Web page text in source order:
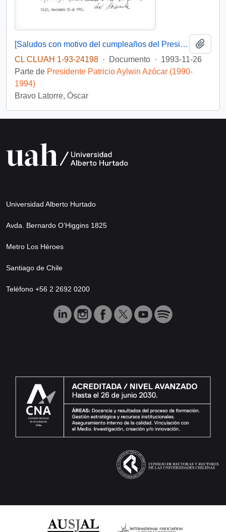
[Saludos con motivo del cumpleaños del Presidente]
CL CLUAH 1-93-24198 · Documento · 1993-11-26
Parte de Presidente Patricio Aylwin Azócar (1990-
1994)
Bravo Latorre, Óscar
Universidad Alberto Hurtado
Avda. Bernardo O’Higgins 1825
Metro Los Héroes
Santiago de Chile
Teléfono +56 2 2692 0200